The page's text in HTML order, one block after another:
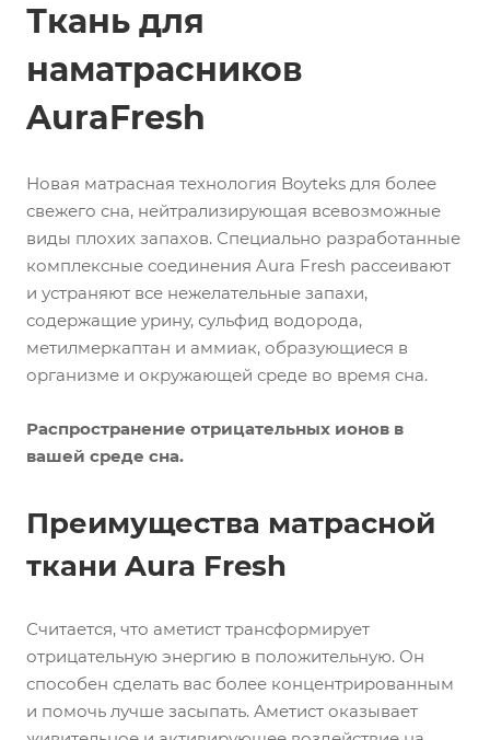
Ткань для
наматрасников
AuraFresh
Новая матрасная технология Boyteks для более
свежего сна, нейтрализирующая всевозможные
виды плохих запахов. Специально разработанные
комплексные соединения Aura Fresh рассеивают
и устраняют все нежелательные запахи,
содержащие урину, сульфид водорода,
метилмеркаптан и аммиак, образующиеся в
организме и окружающей среде во время сна.
Распространение отрицательных ионов в
вашей среде сна.
Преимущества матрасной
ткани Aura Fresh
Считается, что аметист трансформирует
отрицательную энергию в положительную. Он
способен сделать вас более концентрированным
и помочь лучше засыпать. Аметист оказывает